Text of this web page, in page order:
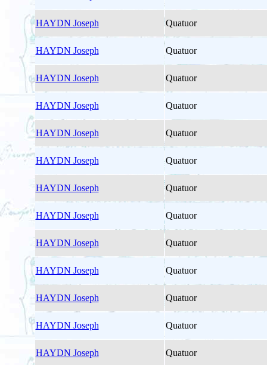
HAYDN Joseph Quatuor
HAYDN Joseph Quatuor
HAYDN Joseph Quatuor
HAYDN Joseph Quatuor
HAYDN Joseph Quatuor
HAYDN Joseph Quatuor
HAYDN Joseph Quatuor
HAYDN Joseph Quatuor
HAYDN Joseph Quatuor
HAYDN Joseph Quatuor
HAYDN Joseph Quatuor
HAYDN Joseph Quatuor
HAYDN Joseph Quatuor